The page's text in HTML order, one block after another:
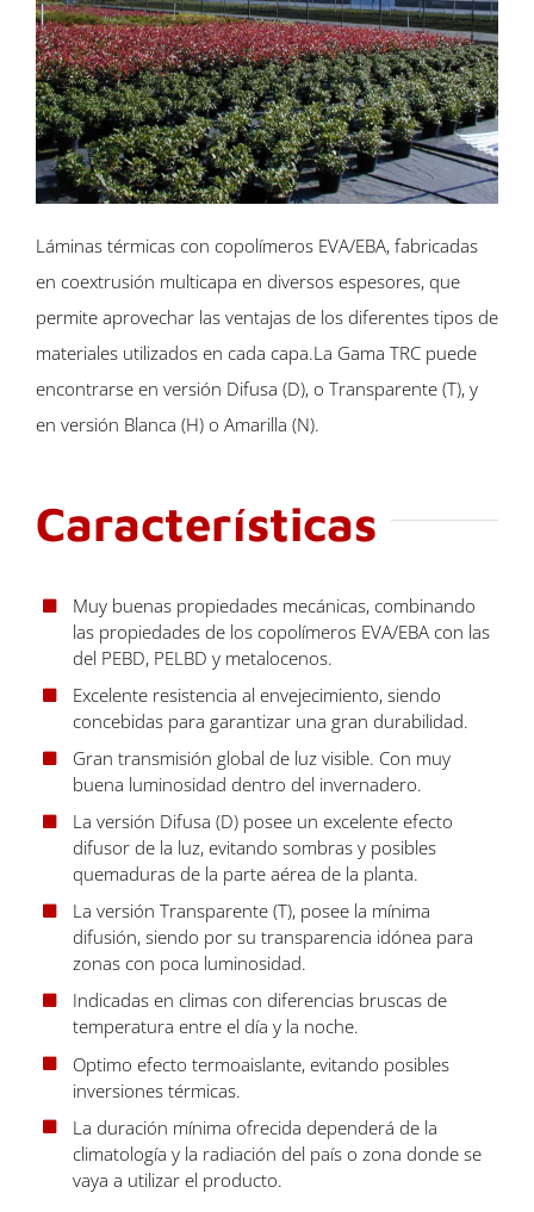
Láminas térmicas con copolímeros EVA/EBA, fabricadas
en coextrusión multicapa en diversos espesores, que
permite aprovechar las ventajas de los diferentes tipos de
materiales utilizados en cada capa.La Gama TRC puede
encontrarse en versión Difusa (D), o Transparente (T), y
en versión Blanca (H) o Amarilla (N).
Características
Muy buenas propiedades mecánicas, combinando
las propiedades de los copolímeros EVA/EBA con las
del PEBD, PELBD y metalocenos.
Excelente resistencia al envejecimiento, siendo
concebidas para garantizar una gran durabilidad.
Gran transmisión global de luz visible. Con muy
buena luminosidad dentro del invernadero.
La versión Difusa (D) posee un excelente efecto
difusor de la luz, evitando sombras y posibles
quemaduras de la parte aérea de la planta.
La versión Transparente (T), posee la mínima
difusión, siendo por su transparencia idónea para
zonas con poca luminosidad.
Indicadas en climas con diferencias bruscas de
temperatura entre el día y la noche.
Optimo efecto termoaislante, evitando posibles
inversiones térmicas.
La duración mínima ofrecida dependerá de la
climatología y la radiación del país o zona donde se
vaya a utilizar el producto.